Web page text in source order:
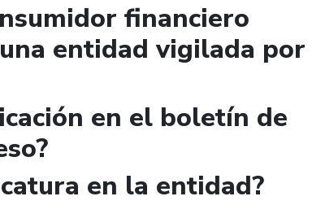
financiero
entidad vigilada por
en el boletín de
en la entidad?